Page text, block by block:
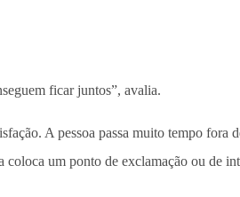
ficar juntos”, avalia.
A pessoa passa muito tempo fora
um ponto de exclamação ou de